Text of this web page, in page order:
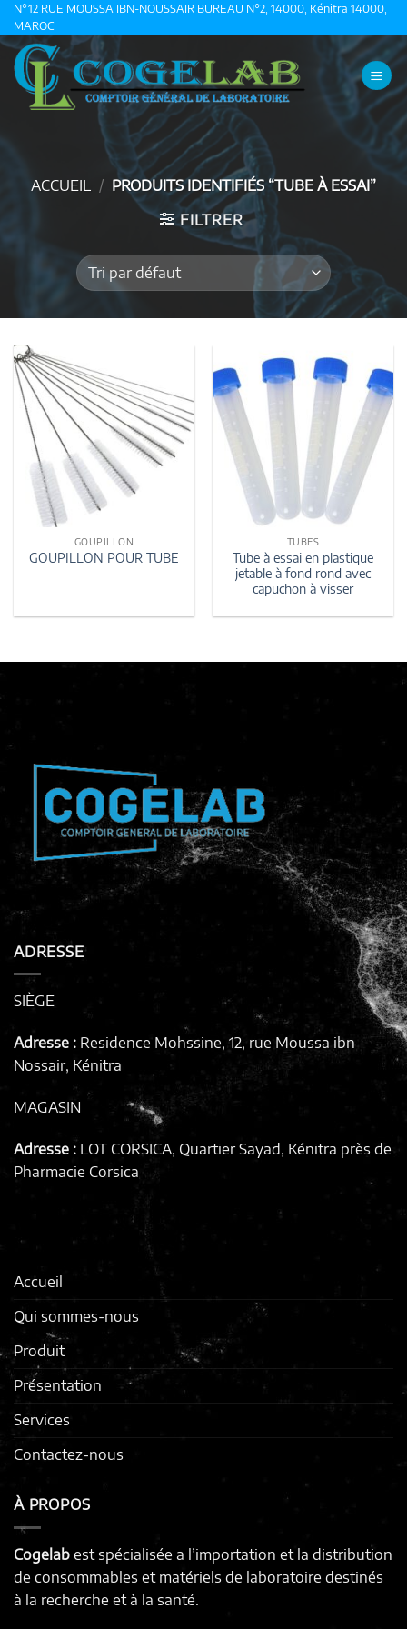
Passer
au
contenu
N°12 RUE MOUSSA IBN-NOUSSAIR BUREAU N°2, 14000, Kénitra 14000,
MAROC
ACCUEIL / PRODUITS IDENTIFIÉS “TUBE À ESSAI”
FILTRER
GOUPILLON
GOUPILLON POUR TUBE
TUBES
Tube à essai en plastique
jetable à fond rond avec
capuchon à visser
ADRESSE
SIÈGE
Adresse : Residence Mohssine, 12, rue Moussa ibn
Nossair, Kénitra
MAGASIN
Adresse : LOT CORSICA, Quartier Sayad, Kénitra près de
Pharmacie Corsica
Accueil
Qui sommes-nous
Produit
Présentation
Services
Contactez-nous
À PROPOS
Cogelab est spécialisée a l’importation et la distribution
de consommables et matériels de laboratoire destinés
à la recherche et à la santé.